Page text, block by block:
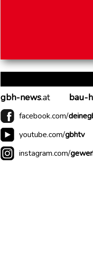
gbh-news.at bau-
facebook.com/
youtube.com/gbhtv
instagram.com/